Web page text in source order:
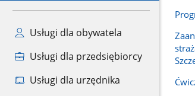
Usługi dla obywatela
Usługi dla przedsiębiorcy
Usługi dla urzędnika